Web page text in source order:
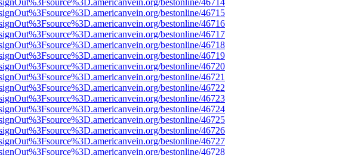
bestonline/46714
bestonline/46715
bestonline/46716
bestonline/46717
bestonline/46718
bestonline/46719
bestonline/46720
bestonline/46721
bestonline/46722
bestonline/46723
bestonline/46724
bestonline/46725
bestonline/46726
bestonline/46727
bestonline/46728